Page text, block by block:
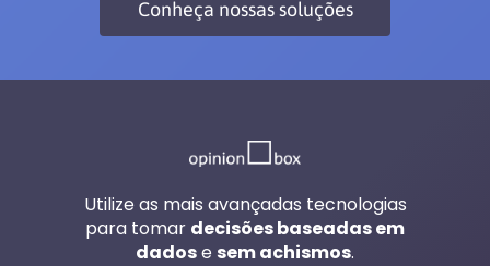
Conheça nossas soluções
Utilize as mais avançadas tecnologias
para tomar decisões baseadas em
dadose sem achismos.